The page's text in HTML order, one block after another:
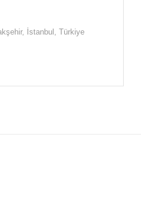
İstanbul, Türkiye